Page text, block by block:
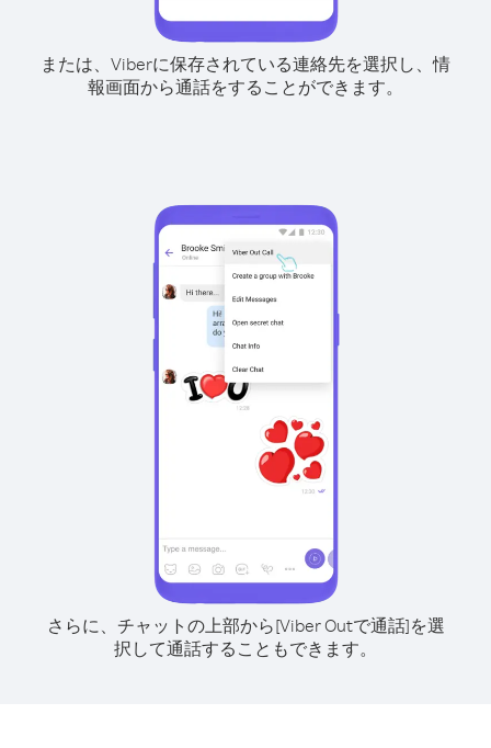
または、Viberに保存されている連絡先を選択し、情
報画面から通話をすることができます。
さらに、チャットの上部から[Viber Outで通話]を選
択して通話することもできます。